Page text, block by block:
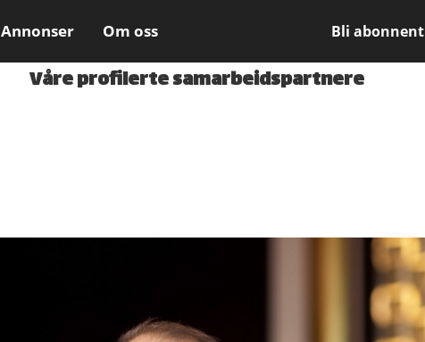
Annonser Om oss Bli abonnent
Våre profilerte samarbeidspartnere